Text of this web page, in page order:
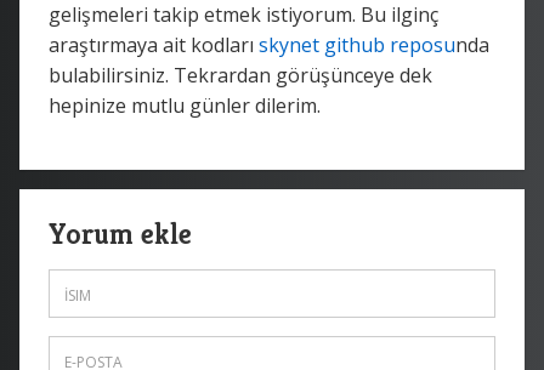
gelişmeleri takip etmek istiyorum. Bu ilginç
araştırmaya ait kodları skynet github reposunda
bulabilirsiniz. Tekrardan görüşünceye dek
hepinize mutlu günler dilerim.
Yorum ekle